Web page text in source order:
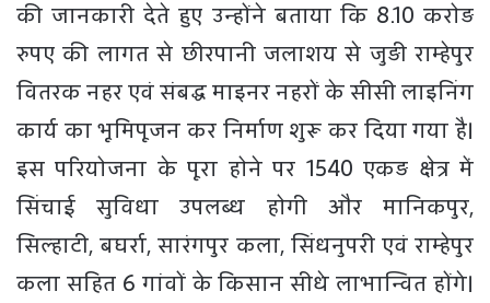
की जानकारी देते हुए उन्होंने बताया कि 8.10 करोड़
रुपए की लागत से छीरपानी जलाशय से जुड़ी राम्हेपुर
वितरक नहर एवं संबद्ध माइनर नहरों के सीसी लाइनिंग
कार्य का भूमिपूजन कर निर्माण शुरू कर दिया गया है।
इस परियोजना के पूरा होने पर 1540 एकड़ क्षेत्र में
सिंचाई सुविधा उपलब्ध होगी और मानिकपुर,
सिल्हाटी, बघर्रा, सारंगपुर कला, सिंधनुपरी एवं राम्हेपुर
कला सहित 6 गांवों के किसान सीधे लाभान्वित होंगे।